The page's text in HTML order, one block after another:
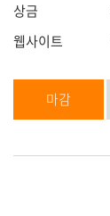
상금
웹사이트
마감